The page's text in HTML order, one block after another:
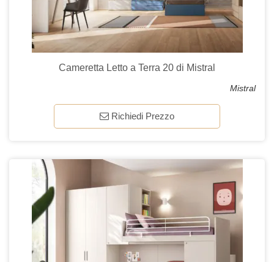
Cameretta Letto a Terra 20 di Mistral
Mistral
Richiedi Prezzo